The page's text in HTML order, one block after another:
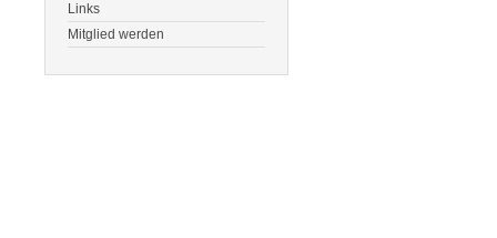
Links
Mitglied werden